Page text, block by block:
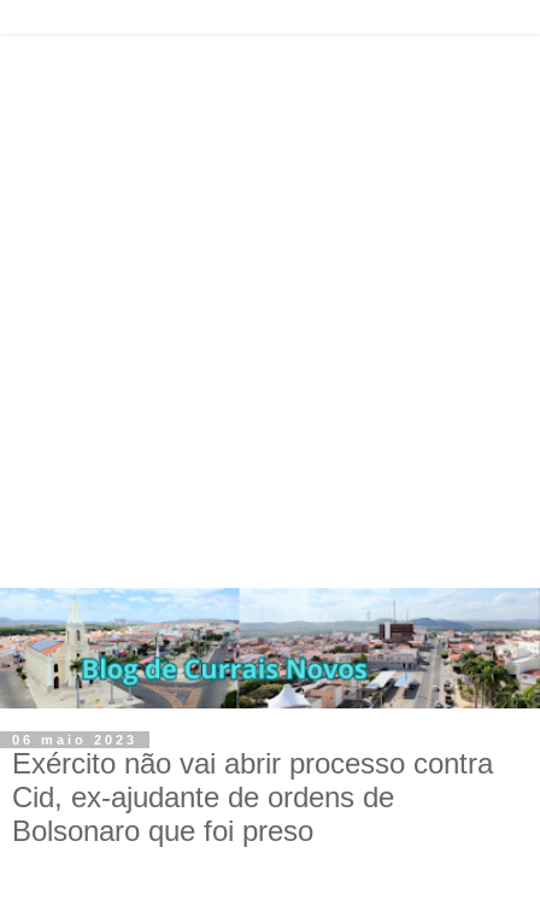
06 maio 2023
Exército não vai abrir processo contra
Cid, ex-ajudante de ordens de
Bolsonaro que foi preso